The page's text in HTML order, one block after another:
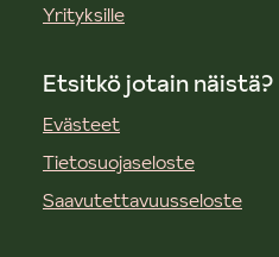
Yrityksille
Etsitkö jotain näistä?
Evästeet
Tietosuojaseloste
Saavutettavuusseloste